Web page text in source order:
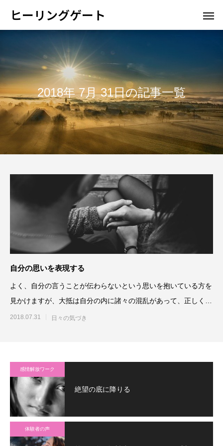
ヒーリングゲート
2018年 7月 31日の記事一覧
自分の思いを表現する
よく、自分の言うことが伝わらないという思いを抱いている方を
見かけますが、大抵は自分の内に諸々の混乱があって、正しく自
分と相手を捉えられていな
2018.07.31 日々の気づき
感情解放ワーク
絶望の底に降りる
体験者の声